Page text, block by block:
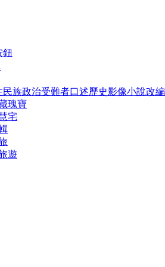
民族政治受難者口述歷史影像小說改
瑰寶
宅
遊